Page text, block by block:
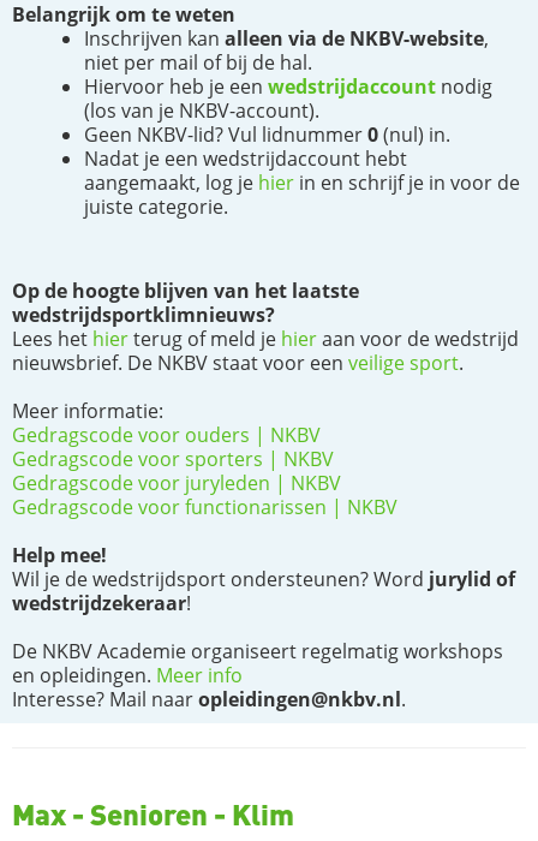
Belangrijk om te weten
Inschrijven kan alleen via de NKBV-website,
niet per mail of bij de hal.
Hiervoor heb je een wedstrijdaccount nodig
(los van je NKBV-account).
Geen NKBV-lid? Vul lidnummer0(nul) in.
Nadat je een wedstrijdaccount hebt
aangemaakt, log je hier in en schrijf je in voor de
juiste categorie.
Op de hoogte blijven van het laatste
wedstrijdsportklimnieuws?
Lees het hierterug of meld je hieraan voor de wedstrijd
nieuwsbrief. De NKBV staat voor een veilige sport.
Meer informatie:
Gedragscode voor ouders | NKBV
Gedragscode voor sporters | NKBV
Gedragscode voor juryleden | NKBV
Gedragscode voor functionarissen | NKBV
Help mee!
Wil je de wedstrijdsport ondersteunen? Word jurylid of
wedstrijdzekeraar!
De NKBV Academie organiseert regelmatig workshops
en opleidingen. Meer info
Interesse? Mail naaropleidingen@nkbv.nl.
Max - Senioren - Klim